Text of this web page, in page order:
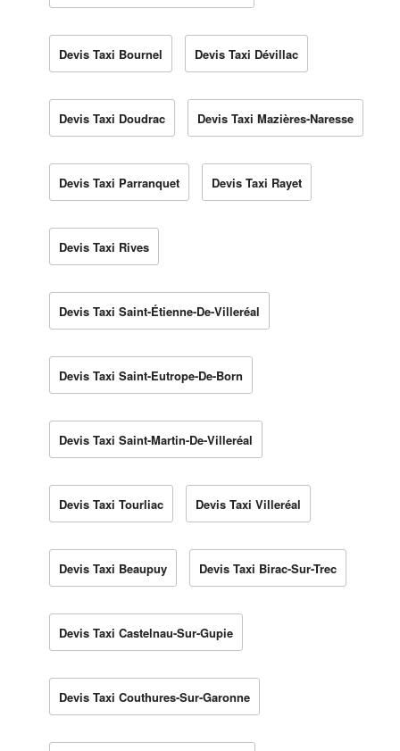
Devis Taxi Bournel Devis Taxi Dévillac
Devis Taxi Doudrac Devis Taxi Mazières-Naresse
Devis Taxi Parranquet Devis Taxi Rayet
Devis Taxi Rives
Devis Taxi Saint-Étienne-De-Villeréal
Devis Taxi Saint-Eutrope-De-Born
Devis Taxi Saint-Martin-De-Villeréal
Devis Taxi Tourliac Devis Taxi Villeréal
Devis Taxi Beaupuy Devis Taxi Birac-Sur-Trec
Devis Taxi Castelnau-Sur-Gupie
Devis Taxi Couthures-Sur-Garonne